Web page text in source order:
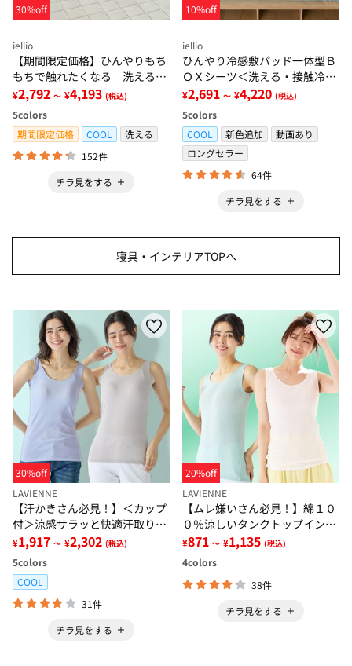
30%off
iellio
【期間限定価格】ひんやりもち
もちで触れたくなる 洗えるラ
グ＜低反発・滑りにくい・接触
冷感・防ダニ・カーペット＞
¥2,792 ～ ¥4,193 (税込)
5colors
期間限定価格
COOL
洗える
152件
チラ見をする
10%off
iellio
ひんやり冷感敷パッド一体型Ｂ
ＯＸシーツ＜洗える・接触冷
感・抗菌防臭・時短・家事楽・
ボックスシーツ・寝苦しさ対策
＞
¥2,691 ～ ¥4,220 (税込)
5colors
COOL
新色追加
動画あり
ロングセラー
64件
チラ見をする
寝具・インテリアTOPへ
30%off
LAVIENNE
【汗かきさん必見！】＜カップ
付＞涼感サラッと快適汗取りタ
ンクトップインナー＜さらりラ
ボ＞
¥1,917 ～ ¥2,302 (税込)
5colors
COOL
31件
チラ見をする
20%off
LAVIENNE
【ムレ嫌いさん必見！】綿１０
０％涼しいタンクトップインナ
ー＜さらりラボ＞
¥871 ～ ¥1,135 (税込)
4colors
38件
チラ見をする